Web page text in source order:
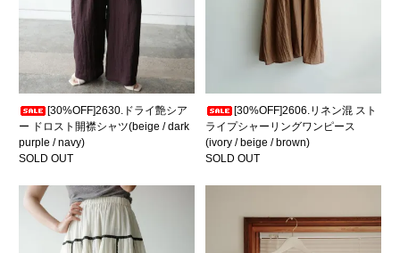
[30%OFF]2630.ドライ艶シア
ー ドロスト開襟シャツ(beige / dark
purple / navy)
SOLD OUT
[30%OFF]2606.リネン混 スト
ライプシャーリングワンピース
(ivory / beige / brown)
SOLD OUT